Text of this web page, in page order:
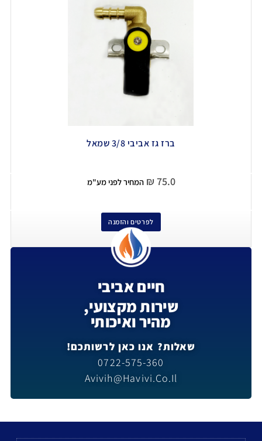
ברז גז אביבי 3/8 שמאל
₪ 75.0 המחיר לפני מע"מ
לפרטים והזמנה
חיים אביבי
שירות מקצועי,
מהיר ואיכותי
שאלות? אנו כאן לרשותכם!
0722-575-360
Avivih@havivi.co.il